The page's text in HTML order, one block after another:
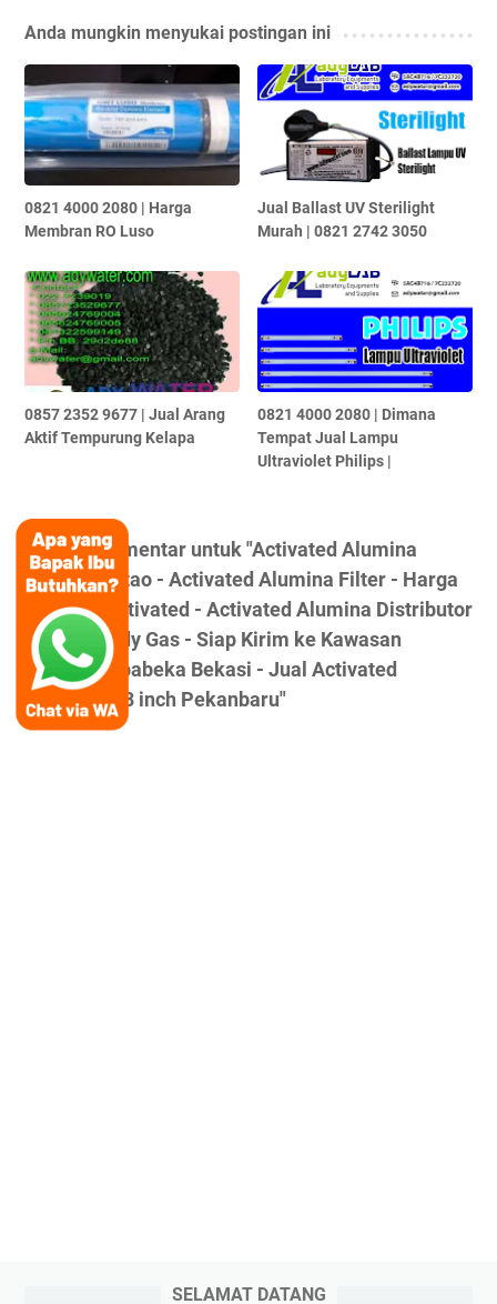
Anda mungkin menyukai postingan ini
0821 4000 2080 | Harga
Membran RO Luso
Jual Ballast UV Sterilight
Murah | 0821 2742 3050
0857 2352 9677 | Jual Arang
Aktif Tempurung Kelapa
0821 4000 2080 | Dimana
Tempat Jual Lampu
Ultraviolet Philips |
Posting Komentar untuk "Activated Alumina
Jiangxi Xintao - Activated Alumina Filter - Harga
Alumina Activated - Activated Alumina Distributor
- Bogor - Ady Gas - Siap Kirim ke Kawasan
Industri Jababeka Bekasi - Jual Activated
Alumina 1/8 inch Pekanbaru"
SELAMAT DATANG